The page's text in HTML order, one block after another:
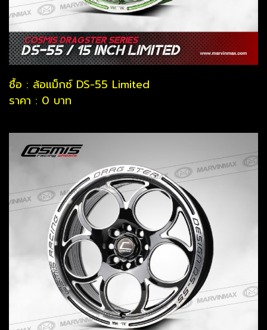
ชื้อ : ล้อแม็กซ์ DS-55 Limited
ราคา : 0 บาท